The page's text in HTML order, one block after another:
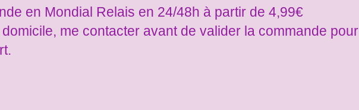
en Mondial Relais en 24/48h à partir de 4,99€
me contacter avant de valider la commande pour